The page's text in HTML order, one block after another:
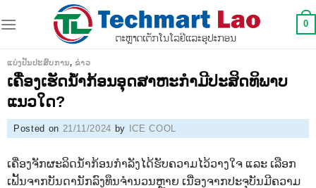
to
0
ແບ່ງປັນປະສົບການ, ຂ່າວ
ເຄື່ອງເຮັດນໍ້າກ້ອນອຸດສາຫະກໍາມີປະສິດທິພາບ
ແນວໃດ?
Posted on 21/11/2024 by ICE COOL
ເຄື່ອງຈັກຜະລິດນ້ຳກ້ອນກຳລັງໄດ້ຮັບຄວາມໄວ້ວາງໃຈ ແລະ ເລືອກ
ເຟັ້ນຈາກບັນດານັກລົງທຶນຈຳນວນຫຼາຍ ເນື່ອງຈາກປະຈຸບັນມີຄວາມ